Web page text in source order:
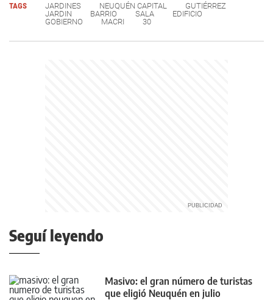
TAGS JARDINES NEUQUÉN CAPITAL
GUTIÉRREZ
JARDIN
BARRIO SALA
EDIFICIO
GOBIERNO
MACRI 30
Seguí leyendo
Masivo: el gran número de turistas
que eligió Neuquén en julio